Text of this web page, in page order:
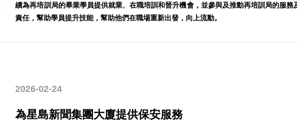
續為再培訓局的畢業學員提供就業、在職培訓和晉升機會，並參與及推動再培訓局的服
責任，幫助學員提升技能，幫助他們在職場重新出發，向上流動。
2026-02-24
為星島新聞集團大廈提供保安服務